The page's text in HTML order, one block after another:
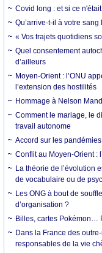
Covid long : et si ce
Qu’arrive-t-il à votre
« Vos trajets quotidiens
Quel consentement
d’ailleurs
Moyen-Orient : l’ONU
l’extension des hostilités
Hommage à Nelson
Comment le mariage, le
travail autonome
Accord sur les
Conflit au Moyen-Orient :
La théorie de l’évolution
de vocabulaire ou de
Les ONG à bout de
d’organisation ?
Billes, cartes Pokémon…
Dans la France des
responsables de la vie